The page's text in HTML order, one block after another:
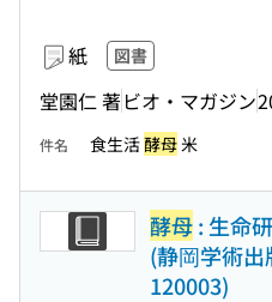
紙 図書
堂園仁 著ビオ・マガジン
件名 食生活酵母米
酵母: 生命
(静岡学術
120003)